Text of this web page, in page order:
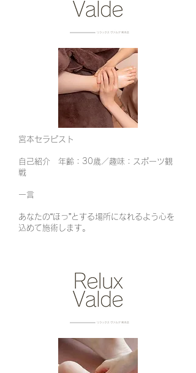
宮本セラピスト
自己紹介 年齢：30歳／趣味：スポーツ観
戦
​一言
​あなたの“ほっ”とする場所になれるよう心を
込めて施術します。